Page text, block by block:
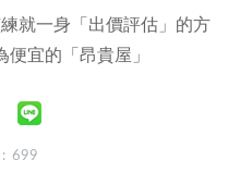
就一身「出價評估」的方
宜的「昂貴屋」
: 699